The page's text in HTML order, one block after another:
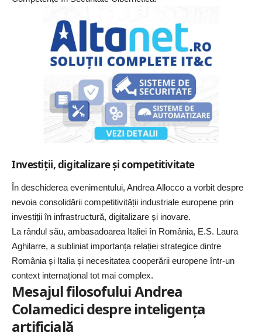
Investiții, digitalizare și competitivitate
În deschiderea evenimentului, Andrea Allocco a vorbit despre
nevoia consolidării competitivității industriale europene prin
investiții în infrastructură, digitalizare și inovare.
La rândul său, ambasadoarea Italiei în România, E.S. Laura
Aghilarre, a subliniat importanța relației strategice dintre
România și Italia și necesitatea cooperării europene într-un
context internațional tot mai complex.
Mesajul filosofului Andrea
Colamedici despre inteligența
artificială